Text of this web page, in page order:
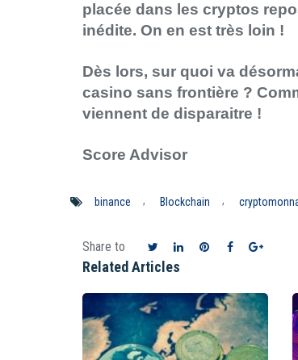
placée dans les cryptos
inédite. On en est très loin !
Dès lors, sur quoi va
casino sans frontière ?
viennent de disparaitre !
Score Advisor
binance , Blockchain ,
Share to
Related Articles